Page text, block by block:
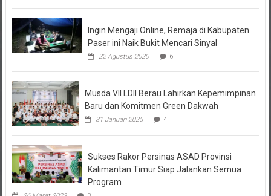
Paser ini Naik Bukit Mencari Sinyal
22 Agustus 2020 6
Baru dan Komitmen Green Dakwah
31 Januari 2025 4
Kalimantan Timur Siap Jalankan Semua
Program
26 Maret 2023 3